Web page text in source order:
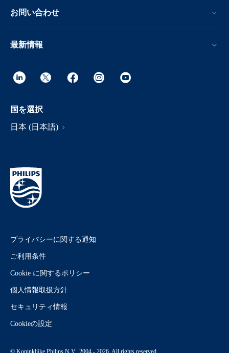
お問い合わせ
最新情報
国を選択
日本 (日本語)
プライバシーに関する通知
ご利用条件
Cookie に関するポリシー
個人情報取扱方針
セキュリティ情報
Cookieの設定
© Koninklijke Philips N.V., 2004 - 2026. All rights reserved.